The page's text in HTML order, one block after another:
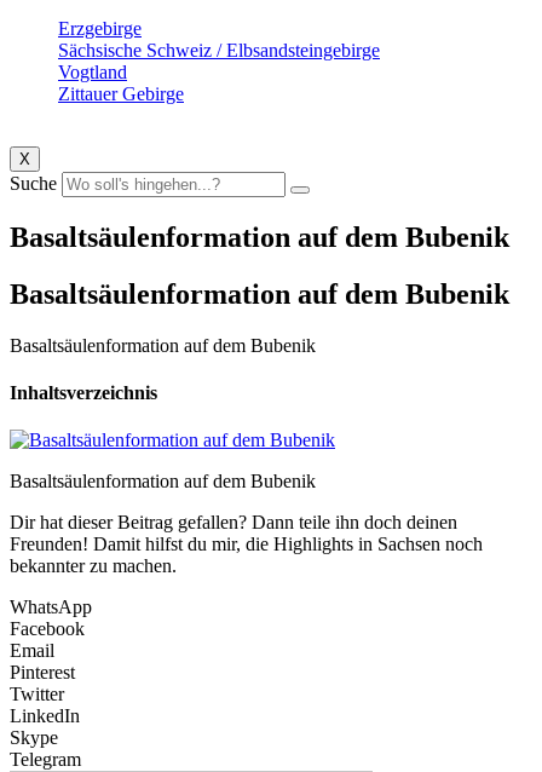
Erzgebirge
Sächsische Schweiz / Elbsandsteingebirge
Vogtland
Zittauer Gebirge
X
Suche
Basaltsäulenformation auf dem Bubenik
Basaltsäulenformation auf dem Bubenik
Basaltsäulenformation auf dem Bubenik
Inhaltsverzeichnis
Basaltsäulenformation auf dem Bubenik
Dir hat dieser Beitrag gefallen? Dann teile ihn doch deinen
Freunden! Damit hilfst du mir, die Highlights in Sachsen noch
bekannter zu machen.
WhatsApp
Facebook
Email
Pinterest
Twitter
LinkedIn
Skype
Telegram